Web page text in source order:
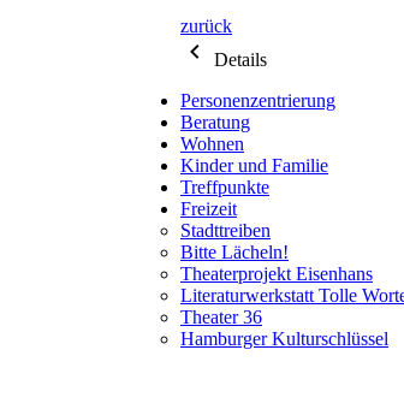
zurück
Details
Personenzentrierung
Beratung
Wohnen
Kinder und Familie
Treffpunkte
Freizeit
Stadttreiben
Bitte Lächeln!
Theaterprojekt Eisenhans
Literaturwerkstatt Tolle
Theater 36
Hamburger Kulturschlüssel